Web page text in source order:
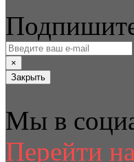
×
Закрыть
Мы в
Перейти